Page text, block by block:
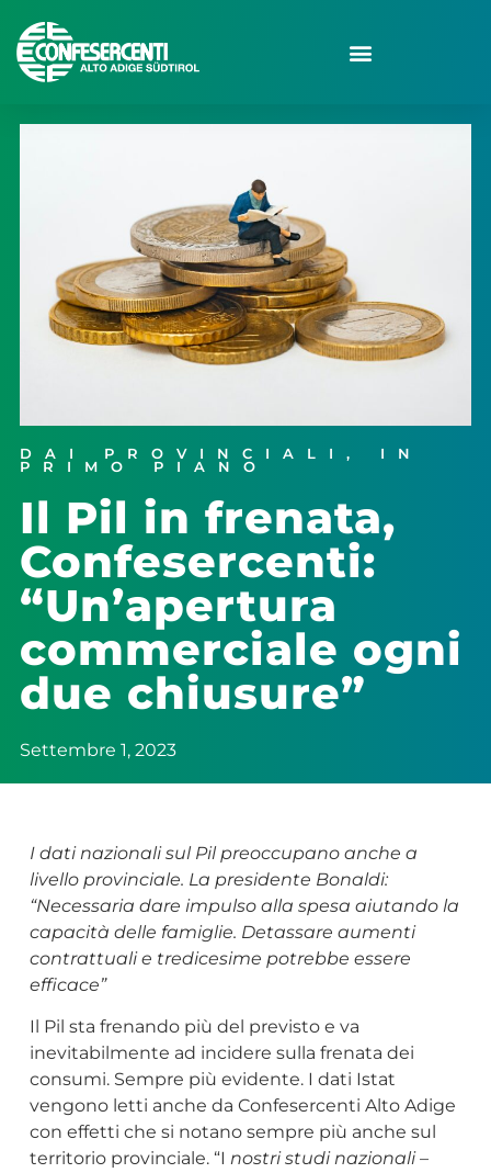
DAI PROVINCIALI , IN
PRIMO PIANO
Il Pil in frenata,
Confesercenti:
“Un’apertura
commerciale ogni
due chiusure”
Settembre 1, 2023
I dati nazionali sul Pil preoccupano anche a
livello provinciale. La presidente Bonaldi:
“Necessaria dare impulso alla spesa aiutando la
capacità delle famiglie. Detassare aumenti
contrattuali e tredicesime potrebbe essere
efficace”
Il Pil sta frenando più del previsto e va
inevitabilmente ad incidere sulla frenata dei
consumi. Sempre più evidente. I dati Istat
vengono letti anche da Confesercenti Alto Adige
con effetti che si notano sempre più anche sul
territorio provinciale. “I nostri studi nazionali–